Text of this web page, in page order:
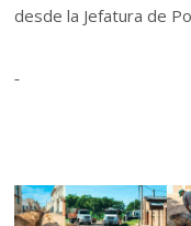
desde la Jefatura de